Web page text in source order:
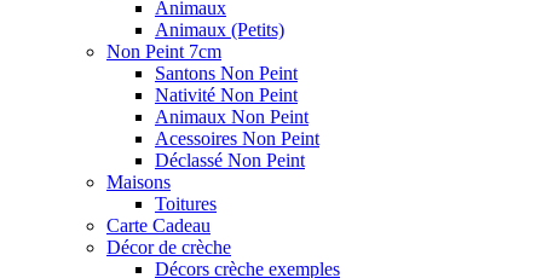
Animaux
Animaux (Petits)
Non Peint 7cm
Santons Non Peint
Nativité Non Peint
Animaux Non Peint
Acessoires Non Peint
Déclassé Non Peint
Maisons
Toitures
Carte Cadeau
Décor de crèche
Décors crèche exemples